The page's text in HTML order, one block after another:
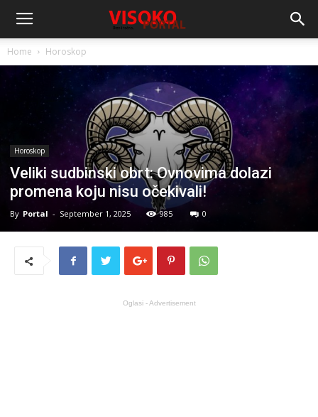
Home Horoskop
Horoskop
Veliki sudbinski obrt: Ovnovima dolazi
promena koju nisu očekivali!
By Portal - September 1, 2025 985 0
Oglasi - Advertisement